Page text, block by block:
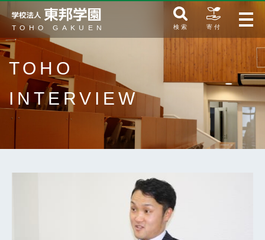
検 索 寄 付
TOHO
INTERVIEW